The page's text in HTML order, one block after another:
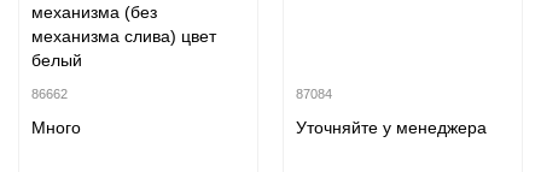
механизма (без
механизма слива) цвет
белый
86662
Много
87084
Уточняйте у менеджера